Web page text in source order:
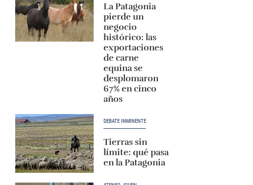
La Patagonia
pierde un
negocio
histórico: las
exportaciones
de carne
equina se
desplomaron
67% en cinco
años
DEBATE INMINENTE
Tierras sin
límite: qué pasa
en la Patagonia